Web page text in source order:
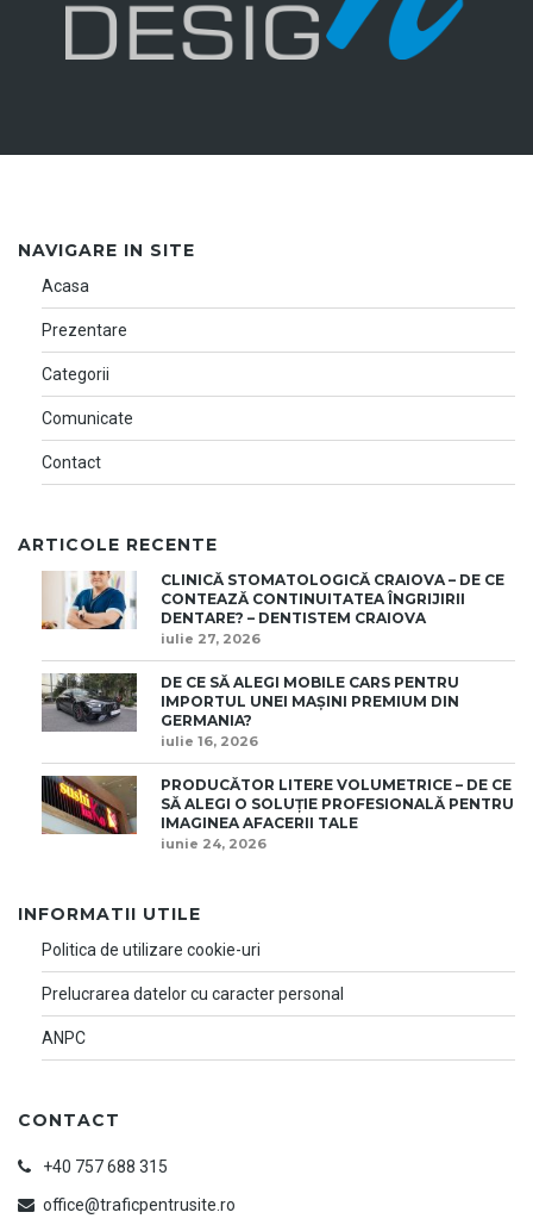
NAVIGARE IN SITE
Acasa
Prezentare
Categorii
Comunicate
Contact
ARTICOLE RECENTE
CLINICĂ STOMATOLOGICĂ CRAIOVA – DE CE
CONTEAZĂ CONTINUITATEA ÎNGRIJIRII
DENTARE? – DENTISTEM CRAIOVA
iulie 27, 2026
DE CE SĂ ALEGI MOBILE CARS PENTRU
IMPORTUL UNEI MAȘINI PREMIUM DIN
GERMANIA?
iulie 16, 2026
PRODUCĂTOR LITERE VOLUMETRICE – DE CE
SĂ ALEGI O SOLUȚIE PROFESIONALĂ PENTRU
IMAGINEA AFACERII TALE
iunie 24, 2026
INFORMATII UTILE
Politica de utilizare cookie-uri
Prelucrarea datelor cu caracter personal
ANPC
CONTACT
+40 757 688 315
office@traficpentrusite.ro